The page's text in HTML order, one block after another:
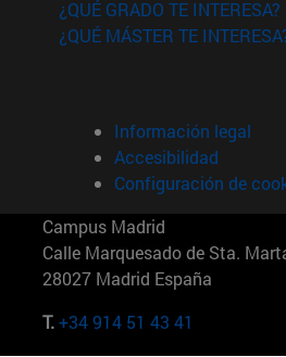
ventana)
en nueva ventana)
nueva ventana)
¿QUÉ GRADO TE INTERESA?
¿QUÉ MÁSTER TE
Información legal
Accesibilidad
Configuración de
Campus Madrid
Calle Marquesado de Sta.
28027 Madrid España
T.+34 914 51 43 41